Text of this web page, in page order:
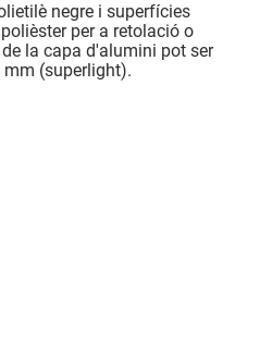
negre i superfícies
per a retolació o
la capa d'alumini pot ser
mm (superlight).